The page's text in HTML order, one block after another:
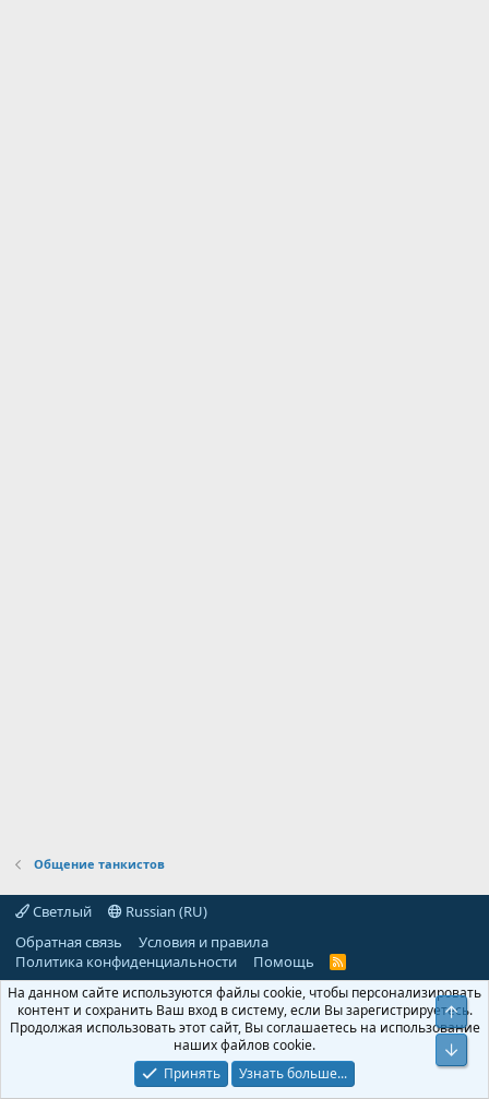
Общение танкистов
Светлый
Russian (RU)
Обратная связь
Условия и правила
Политика конфиденциальности
Помощь
R
S
На данном сайте используются файлы cookie, чтобы персонализировать
контент и сохранить Ваш вход в систему, если Вы зарегистрируетесь.
Продолжая использовать этот сайт, Вы соглашаетесь на использование
наших файлов cookie.
Принять
Узнать больше...